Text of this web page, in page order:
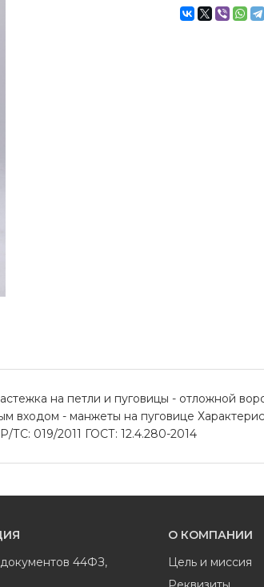
на петли и пуговицы - отложной
входом - манжеты на пуговице
ТС: 019/2011 ГОСТ: 12.4.280-2014
44ФЗ,
О КОМПАНИИ
Цель и миссия